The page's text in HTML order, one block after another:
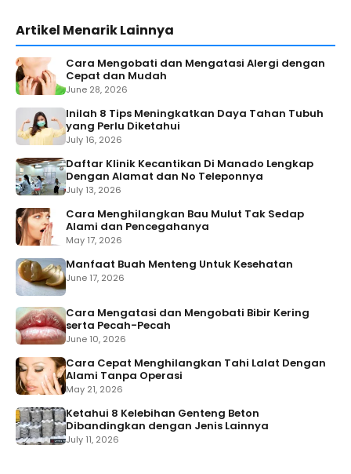
Artikel Menarik Lainnya
Cara Mengobati dan Mengatasi Alergi dengan
Cepat dan Mudah
June 28, 2026
Inilah 8 Tips Meningkatkan Daya Tahan Tubuh
yang Perlu Diketahui
July 16, 2026
Daftar Klinik Kecantikan Di Manado Lengkap
Dengan Alamat dan No Teleponnya
July 13, 2026
Cara Menghilangkan Bau Mulut Tak Sedap
Alami dan Pencegahanya
May 17, 2026
Manfaat Buah Menteng Untuk Kesehatan
June 17, 2026
Cara Mengatasi dan Mengobati Bibir Kering
serta Pecah-Pecah
June 10, 2026
Cara Cepat Menghilangkan Tahi Lalat Dengan
Alami Tanpa Operasi
May 21, 2026
Ketahui 8 Kelebihan Genteng Beton
Dibandingkan dengan Jenis Lainnya
July 11, 2026